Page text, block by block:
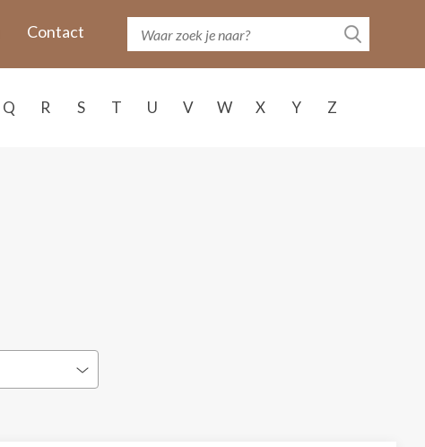
Contact
Q R S T U V W X Y Z